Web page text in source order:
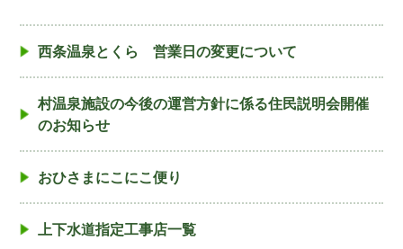
西条温泉とくら 営業日の変更について
村温泉施設の今後の運営方針に係る住民説明会開催
のお知らせ
おひさまにこにこ便り
上下水道指定工事店一覧